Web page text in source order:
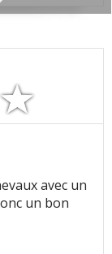
140 Nm a
avec un
un bon